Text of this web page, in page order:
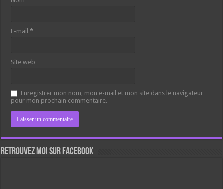
E-mail*
Site web
Enregistrer mon nom, mon e-mail et mon site dans le navigateur
pour mon prochain commentaire.
Retrouvez moi sur Facebook